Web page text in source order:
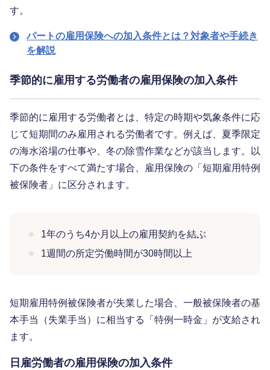
す。
パートの雇用保険への加入条件とは？対象者や手続き
を解説
季節的に雇用する労働者の雇用保険の加入条件
季節的に雇用する労働者とは、特定の時期や気象条件に応
じて短期間のみ雇用される労働者です。例えば、夏季限定
の海水浴場の仕事や、冬の除雪作業などが該当します。以
下の条件をすべて満たす場合、雇用保険の「短期雇用特例
被保険者」に区分されます。
1年のうち4か月以上の雇用契約を結ぶ
1週間の所定労働時間が30時間以上
短期雇用特例被保険者が失業した場合、一般被保険者の基
本手当（失業手当）に相当する「特例一時金」が支給され
ます。
日雇労働者の雇用保険の加入条件